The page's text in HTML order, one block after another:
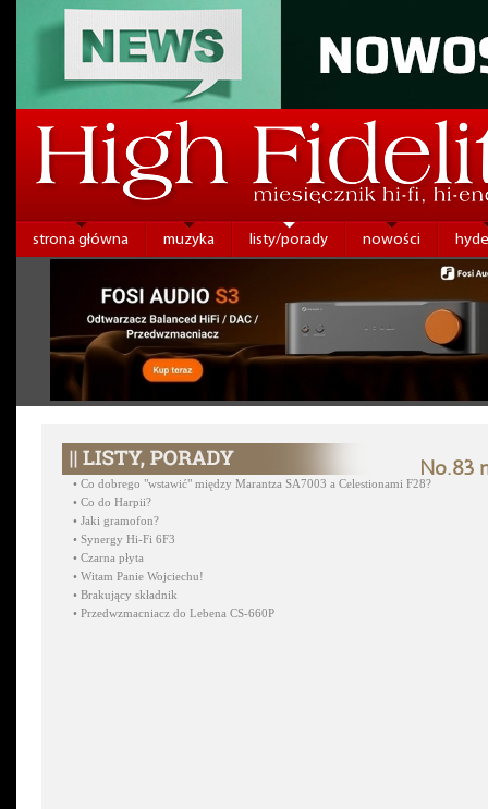
strona główna muzyka listy/porady nowości
No.83
• Co dobrego "wstawić" między Marantza SA7003 a Celestionami F28?
• Co do Harpii?
• Jaki gramofon?
• Synergy Hi-Fi 6F3
• Czarna płyta
• Witam Panie Wojciechu!
• Brakujący składnik
• Przedwzmacniacz do Lebena CS-660P